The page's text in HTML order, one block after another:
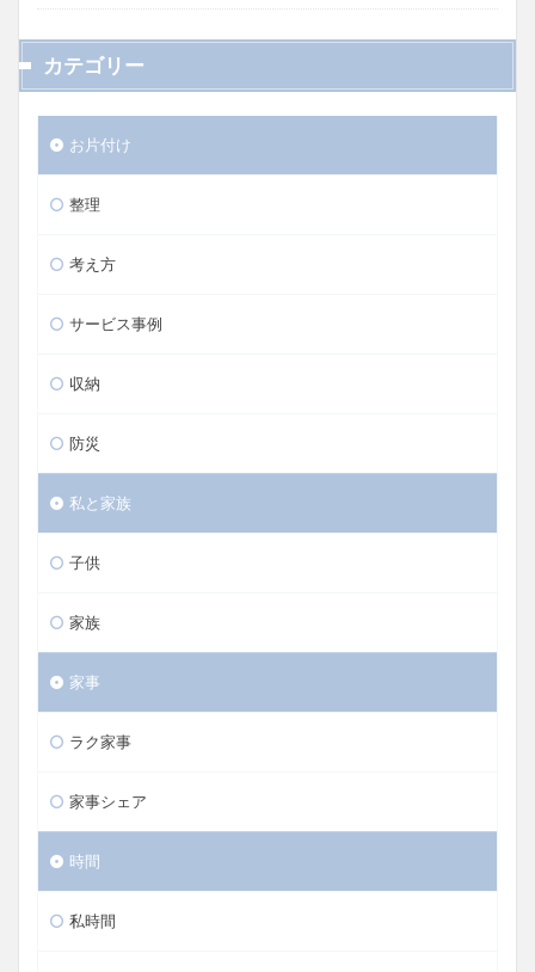
カテゴリー
お片付け
整理
考え方
サービス事例
収納
防災
私と家族
子供
家族
家事
ラク家事
家事シェア
時間
私時間